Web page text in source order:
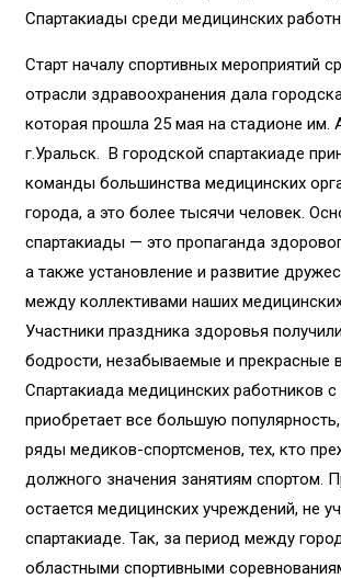
Спартакиады среди медицинских
Старт началу спортивных мероприятий
отрасли здравоохранения дала
которая прошла 25 мая на стадионе им.
г.Уральск. В городской спартакиаде
команды большинства медицинских
города, а это более тысячи человек.
спартакиады — это пропаганда
а также установление и развитие
между коллективами наших
Участники праздника здоровья
бодрости, незабываемые и прекрасные
Спартакиада медицинских работников
приобретает все большую популярность,
ряды медиков-спортсменов, тех, кто
должного значения занятиям спортом.
остается медицинских учреждений, не
спартакиаде. Так, за период между
областными спортивными